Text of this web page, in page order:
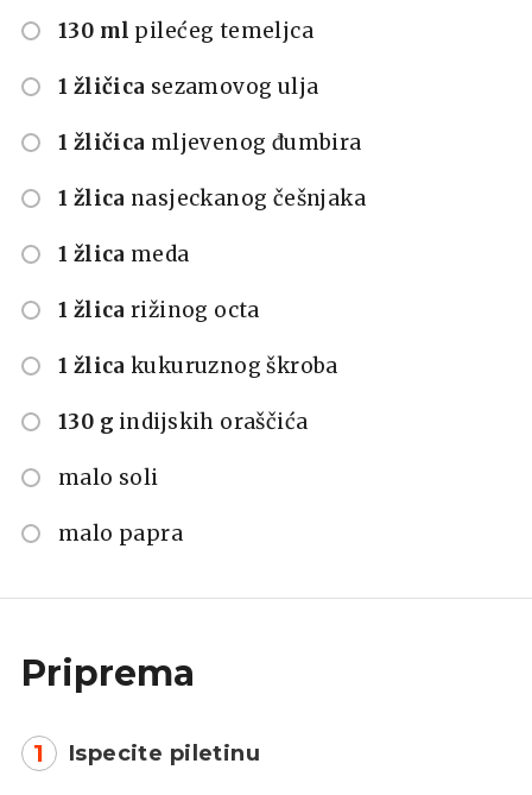
130 ml pilećeg temeljca
1 žličica sezamovog ulja
1 žličica mljevenog đumbira
1 žlica nasjeckanog češnjaka
1 žlica meda
1 žlica rižinog octa
1 žlica kukuruznog škroba
130 g indijskih oraščića
malo soli
malo papra
Priprema
1 Ispecite piletinu